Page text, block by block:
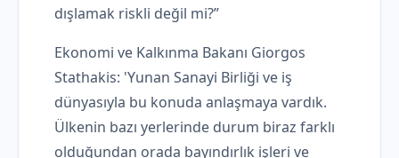
dışlamak riskli değil mi?”
Ekonomi ve Kalkınma Bakanı Giorgos
Stathakis: 'Yunan Sanayi Birliği ve iş
dünyasıyla bu konuda anlaşmaya vardık.
Ülkenin bazı yerlerinde durum biraz farklı
olduğundan orada bayındırlık işleri ve